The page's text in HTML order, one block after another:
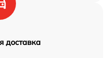
доставка